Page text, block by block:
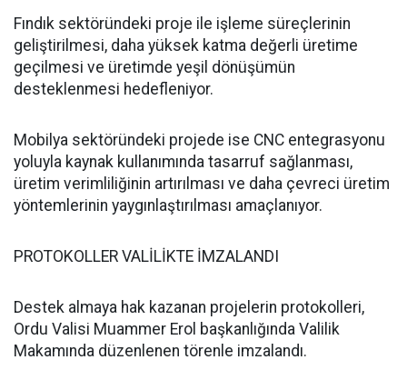
Fındık sektöründeki proje ile işleme süreçlerinin
geliştirilmesi, daha yüksek katma değerli üretime
geçilmesi ve üretimde yeşil dönüşümün
desteklenmesi hedefleniyor.
Mobilya sektöründeki projede ise CNC entegrasyonu
yoluyla kaynak kullanımında tasarruf sağlanması,
üretim verimliliğinin artırılması ve daha çevreci üretim
yöntemlerinin yaygınlaştırılması amaçlanıyor.
PROTOKOLLER VALİLİKTE İMZALANDI
Destek almaya hak kazanan projelerin protokolleri,
Ordu Valisi Muammer Erol başkanlığında Valilik
Makamında düzenlenen törenle imzalandı.